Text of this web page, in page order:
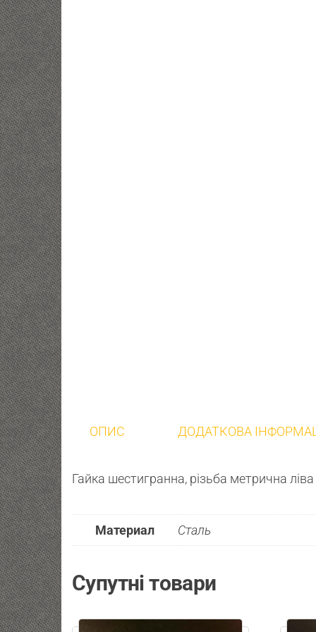
ОПИС ДОДАТКОВА
Гайка шестигранна, різьба метрична
Материал Сталь
Супутні товари